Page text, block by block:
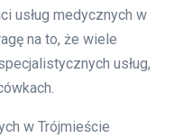
usług medycznych w
na to, że wiele
usług,
w Trójmieście